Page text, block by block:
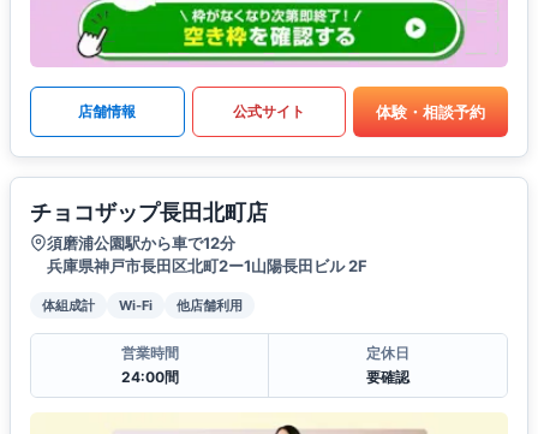
店舗情報 公式サイト 体験・相談予約
チョコザップ長田北町店
須磨浦公園駅から車で12分
兵庫県神戸市長田区北町2ー1山陽長田ビル 2F
体組成計 Wi-Fi 他店舗利用
営業時間
24:00間
定休日
要確認